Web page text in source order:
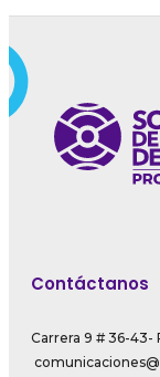
Contáctanos
Carrera 9 # 36-43-